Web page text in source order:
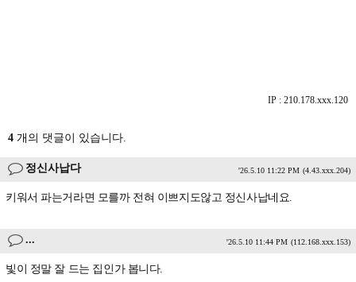
IP : 210.178.xxx.120
4 개의 댓글이 있습니다.
정신사납다 '26.5.10 11:22 PM (4.43.xxx.204)
키워서 파는거라면 모를까 전혀 이쁘지도않고 정신사납네요.
... '26.5.10 11:44 PM (112.168.xxx.153)
빛이 정말 잘 드는 집인가 봅니다.